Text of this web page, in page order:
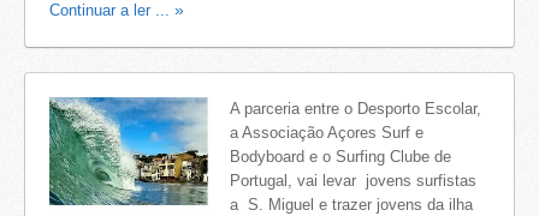
Continuar a ler ...
A parceria entre o Desporto Escolar,
a Associação Açores Surf e
Bodyboard e o Surfing Clube de
Portugal, vai levar jovens surfistas
a S. Miguel e trazer jovens da ilha